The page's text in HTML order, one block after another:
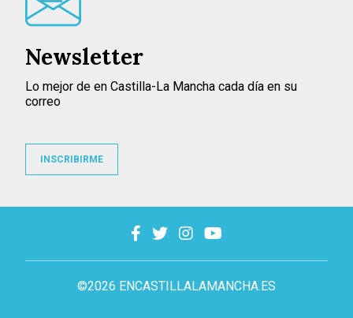
©2026 ENCASTILLALAMANCHA.ES
Newsletter
Lo mejor de en Castilla-La Mancha cada día en su
correo
INSCRIBIRME